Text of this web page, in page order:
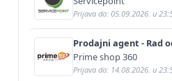
Prijava do: 05.09.2026. u
Prodajni agent - Rad
Prime shop 360
Prijava do: 14.08.2026. u